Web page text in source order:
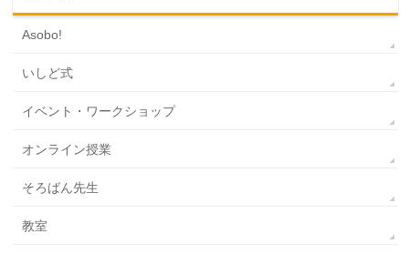
Asobo!
いしど式
イベント・ワークショップ
オンライン授業
そろばん先生
教室